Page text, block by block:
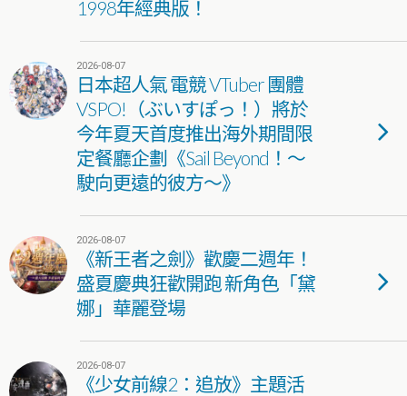
1998年經典版！
2026-08-07
日本超人氣 電競 VTuber 團體
VSPO!（ぶいすぽっ！）將於
今年夏天首度推出海外期間限
定餐廳企劃《Sail Beyond！～
駛向更遠的彼方～》
2026-08-07
《新王者之劍》歡慶二週年！
盛夏慶典狂歡開跑 新角色「黛
娜」華麗登場
2026-08-07
《少女前線2：追放》主題活